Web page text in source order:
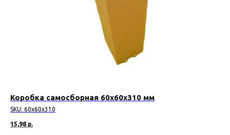
Коробка самосборная 60х60х310 мм
SKU: 60х60х310
15,98 р.